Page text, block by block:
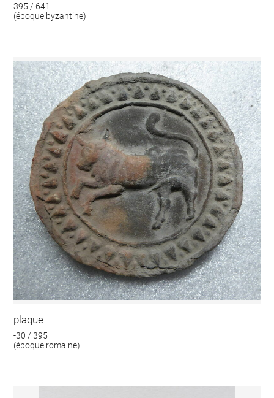
395 / 641
(époque byzantine)
plaque
-30 / 395
(époque romaine)